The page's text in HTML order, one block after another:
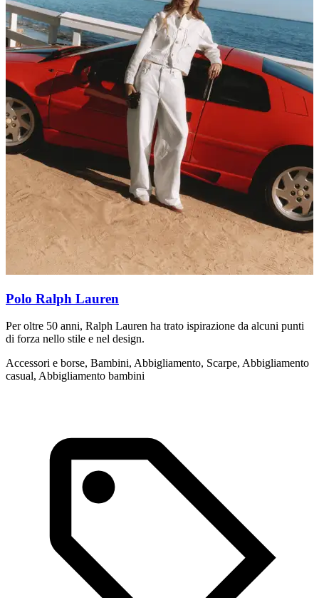
Polo Ralph Lauren
Per oltre 50 anni, Ralph Lauren ha trato ispirazione da alcuni punti
di forza nello stile e nel design.
Accessori e borse, Bambini, Abbigliamento, Scarpe, Abbigliamento
casual, Abbigliamento bambini